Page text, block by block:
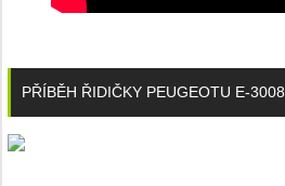
PŘÍBĚH ŘIDIČKY PEUGEOTU E-3008